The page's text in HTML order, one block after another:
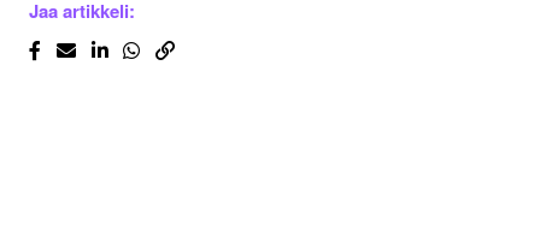
Jaa artikkeli: